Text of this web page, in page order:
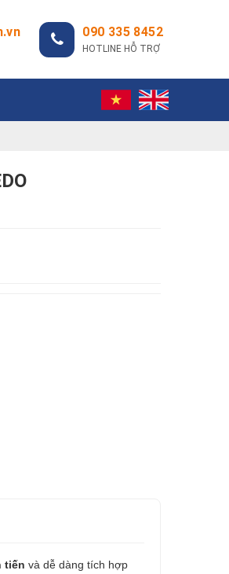
090 335 8452
HOTLINE HỖ TRỢ
tiến và dễ dàng tích hợp